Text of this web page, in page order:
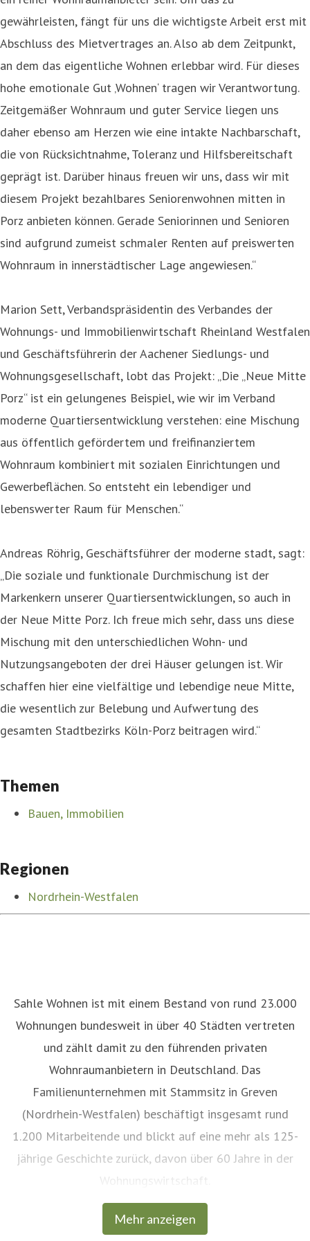
gewährleisten, fängt für uns die wichtigste Arbeit erst mit
Abschluss des Mietvertrages an. Also ab dem Zeitpunkt,
an dem das eigentliche Wohnen erlebbar wird. Für dieses
hohe emotionale Gut ‚Wohnen‘ tragen wir Verantwortung.
Zeitgemäßer Wohnraum und guter Service liegen uns
daher ebenso am Herzen wie eine intakte Nachbarschaft,
die von Rücksichtnahme, Toleranz und Hilfsbereitschaft
geprägt ist. Darüber hinaus freuen wir uns, dass wir mit
diesem Projekt bezahlbares Seniorenwohnen mitten in
Porz anbieten können. Gerade Seniorinnen und Senioren
sind aufgrund zumeist schmaler Renten auf preiswerten
Wohnraum in innerstädtischer Lage angewiesen.“
Marion Sett, Verbandspräsidentin des Verbandes der
Wohnungs- und Immobilienwirtschaft Rheinland Westfalen
und Geschäftsführerin der Aachener Siedlungs- und
Wohnungsgesellschaft, lobt das Projekt: „Die „Neue Mitte
Porz“ ist ein gelungenes Beispiel, wie wir im Verband
moderne Quartiersentwicklung verstehen: eine Mischung
aus öffentlich gefördertem und freifinanziertem
Wohnraum kombiniert mit sozialen Einrichtungen und
Gewerbeflächen. So entsteht ein lebendiger und
lebenswerter Raum für Menschen.“
Andreas Röhrig, Geschäftsführer der moderne stadt, sagt:
„Die soziale und funktionale Durchmischung ist der
Markenkern unserer Quartiersentwicklungen, so auch in
der Neue Mitte Porz. Ich freue mich sehr, dass uns diese
Mischung mit den unterschiedlichen Wohn- und
Nutzungsangeboten der drei Häuser gelungen ist. Wir
schaffen hier eine vielfältige und lebendige neue Mitte,
die wesentlich zur Belebung und Aufwertung des
gesamten Stadtbezirks Köln-Porz beitragen wird.“
Themen
Bauen, Immobilien
Regionen
Nordrhein-Westfalen
Sahle Wohnen ist mit einem Bestand von rund 23.000
Wohnungen bundesweit in über 40 Städten vertreten
und zählt damit zu den führenden privaten
Wohnraumanbietern in Deutschland. Das
Familienunternehmen mit Stammsitz in Greven
(Nordrhein-Westfalen) beschäftigt insgesamt rund
1.200 Mitarbeitende und blickt auf eine mehr als 125-
jährige Geschichte zurück, davon über 60 Jahre in der
Wohnungswirtschaft.
Eine Besonderheit der Unternehmensgruppe Sahle
Mehr anzeigen